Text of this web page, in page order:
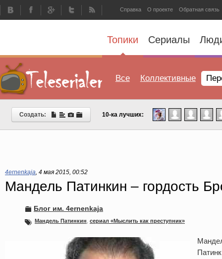
Справка О проекте Обратная связь
Топики Сериалы
Все Коллективные
Создать: 10-ка лучших:
4ernenkaja, 4 мая 2015, 00:52
Мандель Патинкин – гордость
Блог им. 4ernenkaja
Мандель Патинкин сериал «Мыслить как преступник»